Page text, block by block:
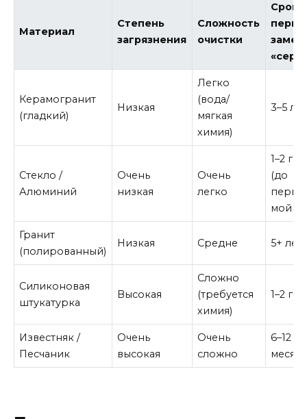
Материал
Степень
загрязнения
Сложность
очистки
Срок
Керамогранит
(гладкий)
Низкая
Легко
(вода/
мягкая
химия)
3–5 лет
Стекло /
Алюминий
Очень
низкая
Очень
легко
1–2
(до
Гранит
(полированный)
Низкая Средне 5+ лет
Силиконовая
штукатурка
Высокая
Сложно
(требуется
химия)
1–2
Известняк /
Песчаник
Очень
высокая
Очень
сложно
6–12